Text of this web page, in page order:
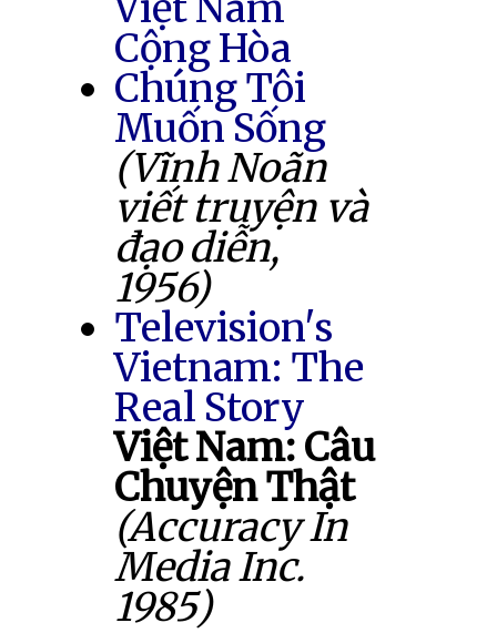
Cộng Hòa
Chúng Tôi
Muốn Sống
(Vĩnh Noãn
viết truyện và
đạo diễn,
1956)
Television's
Vietnam: The
Real Story
Việt Nam: Câu
Chuyện Thật
(Accuracy In
Media Inc.
1985)